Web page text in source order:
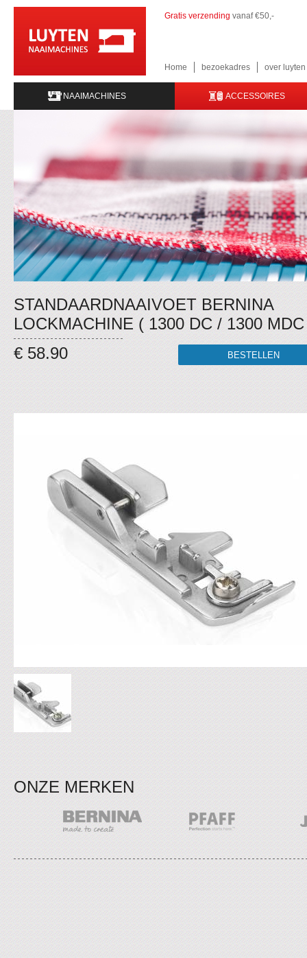
Gratis verzending vanaf €50,-
Home bezoekadres over
NAAIMACHINES ACCESSOIRES
STANDAARDNAAIVOET BERNINA
LOCKMACHINE ( 1300 DC / 1300
€ 58.90
ONZE MERKEN